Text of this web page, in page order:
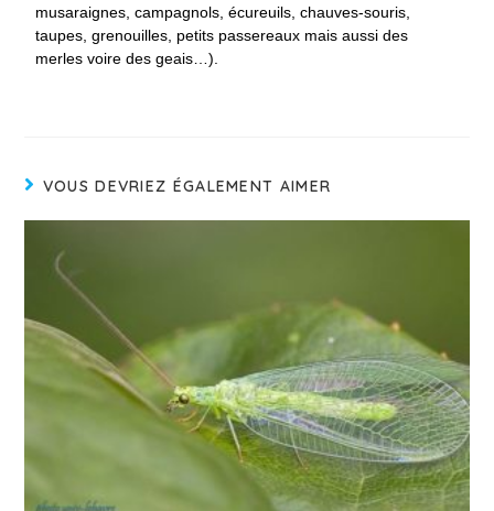
musaraignes, campagnols, écureuils, chauves-souris,
taupes, grenouilles, petits passereaux mais aussi des
merles voire des geais…).
VOUS DEVRIEZ ÉGALEMENT AIMER